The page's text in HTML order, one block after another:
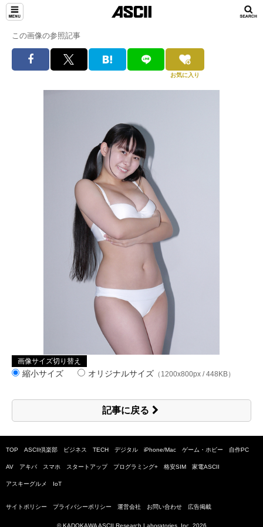
この画像の参照記事
お気に入り
画像サイズ切り替え
縮小サイズ オリジナルサイズ （1200x800px / 448KB）
記事に戻る
TOP ASCII倶楽部 ビジネス TECH デジタル iPhone/Mac ゲーム・ホビー 自作PC
AV アキバ スマホ スタートアップ プログラミング+ 格安SIM 家電ASCII
アスキーグルメ IoT
サイトポリシー プライバシーポリシー 運営会社 お問い合わせ 広告掲載
© KADOKAWA ASCII Research Laboratories, Inc. 2026